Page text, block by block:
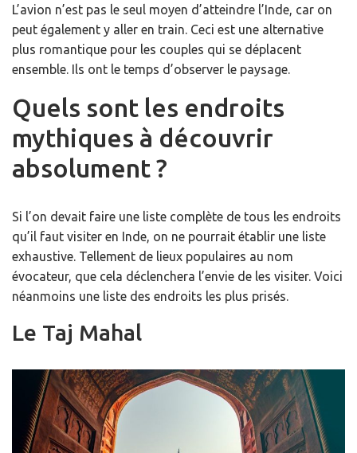
L’avion n’est pas le seul moyen d’atteindre l’Inde, car on
peut également y aller en train. Ceci est une alternative
plus romantique pour les couples qui se déplacent
ensemble. Ils ont le temps d’observer le paysage.
Quels sont les endroits
mythiques à découvrir
absolument ?
Si l’on devait faire une liste complète de tous les endroits
qu’il faut visiter en Inde, on ne pourrait établir une liste
exhaustive. Tellement de lieux populaires au nom
évocateur, que cela déclenchera l’envie de les visiter. Voici
néanmoins une liste des endroits les plus prisés.
Le Taj Mahal